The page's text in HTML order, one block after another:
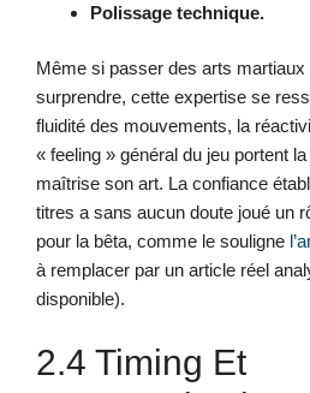
Polissage technique.
Même si passer des arts martiaux
surprendre, cette expertise se
fluidité des mouvements, la
« feeling » général du jeu portent
maîtrise son art. La confiance
titres a sans aucun doute joué un
pour la bêta, comme le souligne
à remplacer par un article réel
disponible).
2.4 Timing Et